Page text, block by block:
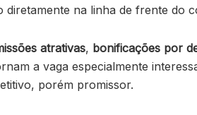
diretamente na linha de frente do
atrativas, bonificações por
a vaga especialmente
porém promissor.